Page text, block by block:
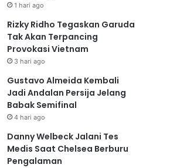
1 hari ago
Rizky Ridho Tegaskan Garuda
Tak Akan Terpancing
Provokasi Vietnam
3 hari ago
Gustavo Almeida Kembali
Jadi Andalan Persija Jelang
Babak Semifinal
4 hari ago
Danny Welbeck Jalani Tes
Medis Saat Chelsea Berburu
Pengalaman